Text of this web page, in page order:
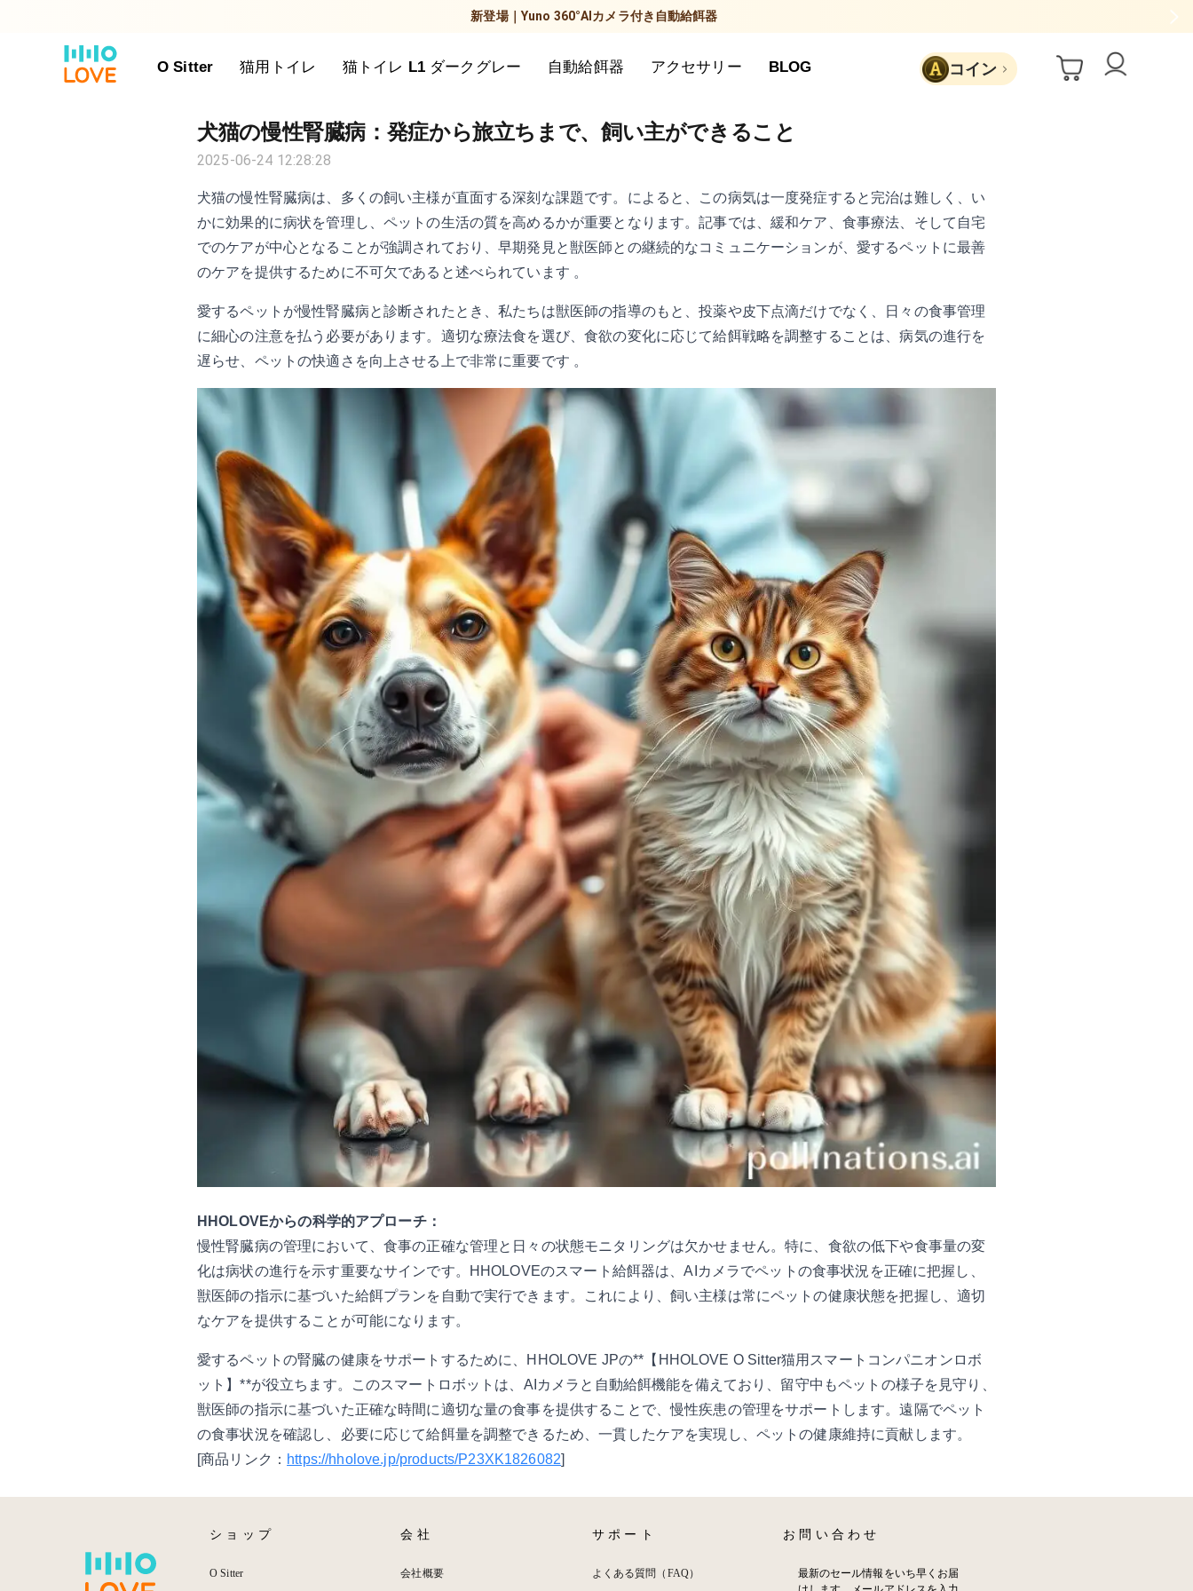
新登場｜Yuno 360°AIカメラ付き自動給餌器
O Sitter 猫用トイレ 猫トイレ L1 ダークグレー 自動給餌器 アクセサリー BLOG コイン
犬猫の慢性腎臓病：発症から旅立ちまで、飼い主ができること
2025-06-24 12:28:28
犬猫の慢性腎臓病は、多くの飼い主様が直面する深刻な課題です。によると、この病気は一度発症すると完治は難しく、い
かに効果的に病状を管理し、ペットの生活の質を高めるかが重要となります。記事では、緩和ケア、食事療法、そして自宅
でのケアが中心となることが強調されており、早期発見と獣医師との継続的なコミュニケーションが、愛するペットに最善
のケアを提供するために不可欠であると述べられています 。
愛するペットが慢性腎臓病と診断されたとき、私たちは獣医師の指導のもと、投薬や皮下点滴だけでなく、日々の食事管理
に細心の注意を払う必要があります。適切な療法食を選び、食欲の変化に応じて給餌戦略を調整することは、病気の進行を
遅らせ、ペットの快適さを向上させる上で非常に重要です 。
HHOLOVEからの科学的アプローチ：
慢性腎臓病の管理において、食事の正確な管理と日々の状態モニタリングは欠かせません。特に、食欲の低下や食事量の変
化は病状の進行を示す重要なサインです。HHOLOVEのスマート給餌器は、AIカメラでペットの食事状況を正確に把握し、
獣医師の指示に基づいた給餌プランを自動で実行できます。これにより、飼い主様は常にペットの健康状態を把握し、適切
なケアを提供することが可能になります。
愛するペットの腎臓の健康をサポートするために、HHOLOVE JPの**【HHOLOVE O Sitter猫用スマートコンパニオンロボ
ット】**が役立ちます。このスマートロボットは、AIカメラと自動給餌機能を備えており、留守中もペットの様子を見守り、
獣医師の指示に基づいた正確な時間に適切な量の食事を提供することで、慢性疾患の管理をサポートします。遠隔でペット
の食事状況を確認し、必要に応じて給餌量を調整できるため、一貫したケアを実現し、ペットの健康維持に貢献します。
[商品リンク： https://hholove.jp/products/P23XK1826082]
ショップ
O Sitter
会社
会社概要
サポート
よくある質問（FAQ）
お問い合わせ
最新のセール情報をいち早くお届